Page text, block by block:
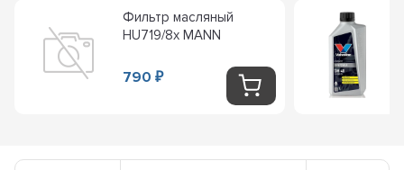
Фильтр масляный
HU719/8x MANN
790₽